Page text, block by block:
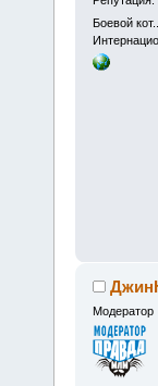
Боевой
Модератор